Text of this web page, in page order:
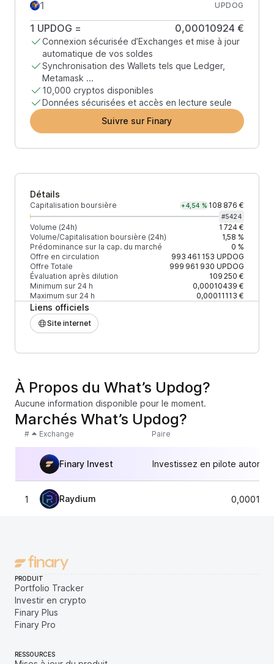
UPDOG
1 UPDOG = 0,00010924 €
Connexion sécurisée d’Exchanges et mise à jour
automatique de vos soldes
Synchronisation des Wallets tels que Ledger,
Metamask ...
10,000 cryptos disponibles
Données sécurisées et accès en lecture seule
Suivre sur Finary
Détails
Capitalisation boursière +4,54 % 108 876 €
#5424
Volume (24h)
1 724 €
Volume/Capitalisation boursière (24h)
1,58 %
Prédominance sur la cap. du marché
0 %
Offre en circulation
993 461 153 UPDOG
Offre Totale
999 961 930 UPDOG
Évaluation après dilution
109 250 €
Minimum sur 24 h
0,00010439 €
Maximum sur 24 h
0,00011113 €
Liens officiels
Site internet
À Propos du What’s Updog?
Aucune information disponible pour le moment.
Marchés What’s Updog?
# Exchange Paire
Finary Invest Investissez en pilote
1 Raydium
PRODUIT
Portfolio Tracker
Investir en crypto
Finary Plus
Finary Pro
RESSOURCES